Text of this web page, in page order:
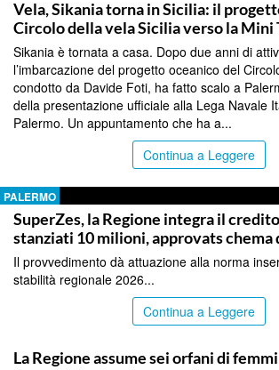
Vela, Sikania torna in Sicilia: il
Circolo della vela Sicilia verso la Mini
Sikania è tornata a casa. Dopo due anni di
l’imbarcazione del progetto oceanico del
condotto da Davide Foti, ha fatto scalo a
della presentazione ufficiale alla Lega Navale
Palermo. Un appuntamento che ha a...
Continua a Leggere
PALERMO
SuperZes, la Regione integra il
stanziati 10 milioni, approvats chema
Il provvedimento dà attuazione alla norma
stabilità regionale 2026...
Continua a Leggere
La Regione assume sei orfani di